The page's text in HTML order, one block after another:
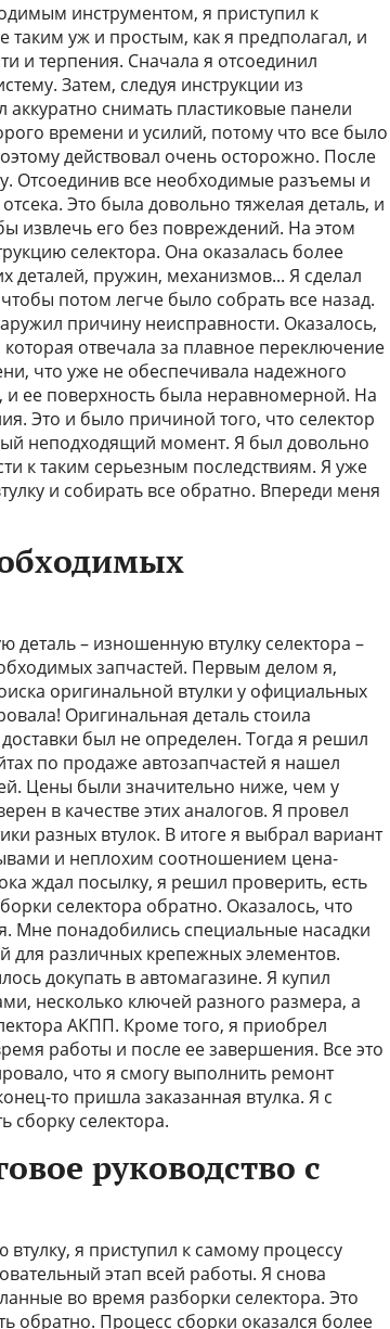
инструментом, я приступил к
таким уж и простым, как я предполагал, и
и терпения. Сначала я отсоединил
Затем, следуя инструкции из
снимать пластиковые панели
времени и усилий, потому что все было
действовал очень осторожно. После
Отсоединив все необходимые разъемы и
Это была довольно тяжелая деталь, и
извлечь его без повреждений. На этом
селектора. Она оказалась более
деталей, пружин, механизмов... Я сделал
потом легче было собрать все назад.
причину неисправности. Оказалось,
отвечала за плавное переключение
что уже не обеспечивала надежного
ее поверхность была неравномерной. На
Это и было причиной того, что селектор
неподходящий момент. Я был довольно
к таким серьезным последствиям. Я уже
и собирать все обратно. Впереди меня
деталь – изношенную втулку селектора –
запчастей. Первым делом я,
оригинальной втулки у официальных
Оригинальная деталь стоила
был не определен. Тогда я решил
по продаже автозапчастей я нашел
Цены были значительно ниже, чем у
в качестве этих аналогов. Я провел
разных втулок. В итоге я выбрал вариант
и неплохим соотношением цена-
ждал посылку, я решил проверить, есть
селектора обратно. Оказалось, что
Мне понадобились специальные насадки
для различных крепежных элементов.
докупать в автомагазине. Я купил
несколько ключей разного размера, а
АКПП. Кроме того, я приобрел
работы и после ее завершения. Все это
что я смогу выполнить ремонт
то пришла заказанная втулка. Я с
сборку селектора.
руководство с
я приступил к самому процессу
этап всей работы. Я снова
во время разборки селектора. Это
обратно. Процесс сборки оказался более